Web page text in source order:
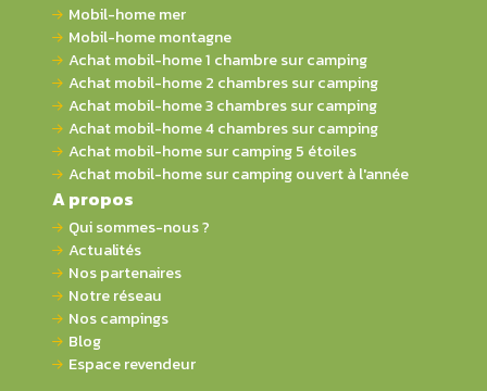
Mobil-home mer
Mobil-home montagne
Achat mobil-home 1 chambre sur camping
Achat mobil-home 2 chambres sur camping
Achat mobil-home 3 chambres sur camping
Achat mobil-home 4 chambres sur camping
Achat mobil-home sur camping 5 étoiles
Achat mobil-home sur camping ouvert à l'année
A propos
Qui sommes-nous ?
Actualités
Nos partenaires
Notre réseau
Nos campings
Blog
Espace revendeur